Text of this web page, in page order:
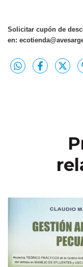
Solicitar cupón de
en: